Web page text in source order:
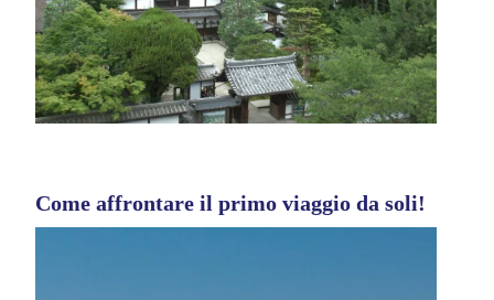
Come affrontare il primo viaggio da soli!